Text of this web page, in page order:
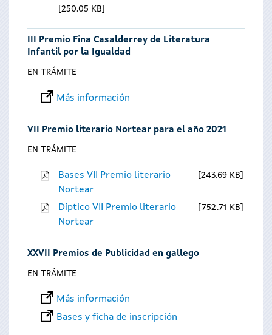
250.05 KB
III Premio Fina Casalderrey de Literatura
Infantil por la Igualdad
EN TRÁMITE
Más información
VII Premio literario Nortear para el año 2021
EN TRÁMITE
Bases VII Premio literario
Nortear
243.69 KB
Díptico VII Premio literario
Nortear
752.71 KB
XXVII Premios de Publicidad en gallego
EN TRÁMITE
Más información
Bases y ficha de inscripción